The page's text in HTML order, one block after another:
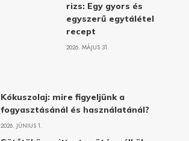
rizs: Egy gyors és
egyszerű egytálétel
recept
2026. MÁJUS 31.
Kókuszolaj: mire figyeljünk a
fogyasztásánál és használatánál?
2026. JÚNIUS 1.